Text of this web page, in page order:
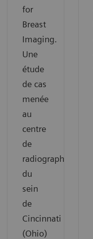
for
Breast
Imaging.
Une
étude
de cas
menée
au
centre
de
radiographie
du
sein
de
Cincinnati
(Ohio)